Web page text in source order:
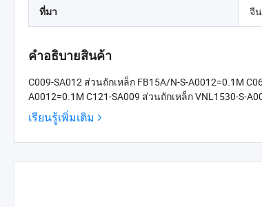
ที่มา จีน
คำอธิบายสินค้า
C009-SA012 ส่วนถักเหล็ก FB15A/N-S-A0012=0.1M
A0012=0.1M C121-SA009 ส่วนถักเหล็ก VNL1530-S-
เรียนรู้เพิ่มเติม